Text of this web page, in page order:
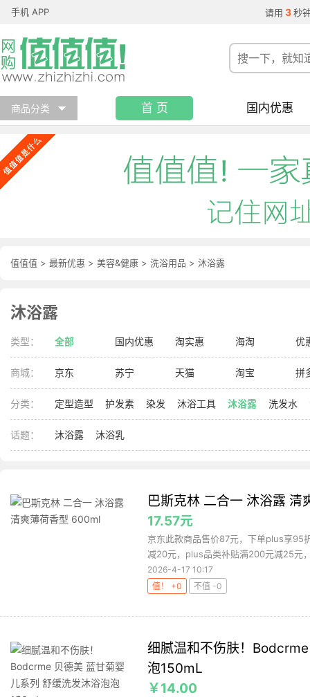
手机 APP 请用 3 秒
商品分类 首 页 国内优惠
值值值 > 最新优惠 > 美容&健康 > 洗浴用品 > 沐浴露
沐浴露
类型： 全部 国内优惠 淘实惠 海淘 优
商城： 京东 苏宁 天猫 淘宝 拼
分类： 定型造型 护发素 染发 沐浴工具 沐浴露 洗发水
话题： 沐浴露 沐浴乳
巴斯克林 二合一 沐浴露
17.57元
京东此款商品售价87元，下单plus享95
减20元，plus品类补贴满200元减25元
2026-4-17 10:17
值！ +0
不值 -0
细腻温和不伤肤！
泡150mL
￥14.00